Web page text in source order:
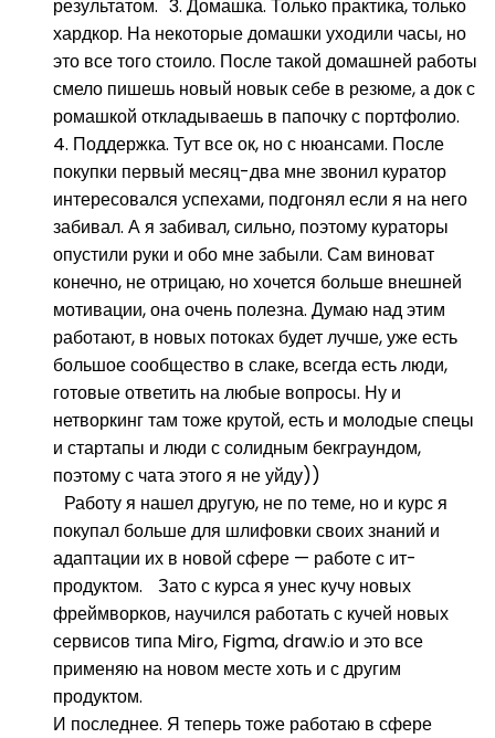
результатом. 3. Домашка. Только практика, только
хардкор. На некоторые домашки уходили часы, но
это все того стоило. После такой домашней работы
смело пишешь новый новык себе в резюме, а док с
ромашкой откладываешь в папочку с портфолио.
4. Поддержка. Тут все ок, но с нюансами. После
покупки первый месяц-два мне звонил куратор
интересовался успехами, подгонял если я на него
забивал. А я забивал, сильно, поэтому кураторы
опустили руки и обо мне забыли. Сам виноват
конечно, не отрицаю, но хочется больше внешней
мотивации, она очень полезна. Думаю над этим
работают, в новых потоках будет лучше, уже есть
большое сообщество в слаке, всегда есть люди,
готовые ответить на любые вопросы. Ну и
нетворкинг там тоже крутой, есть и молодые спецы
и стартапы и люди с солидным бекграундом,
поэтому с чата этого я не уйду))
Работу я нашел другую, не по теме, но и курс я
покупал больше для шлифовки своих знаний и
адаптации их в новой сфере — работе с ит-
продуктом. Зато с курса я унес кучу новых
фреймворков, научился работать с кучей новых
сервисов типа Miro, Figma, draw.io и это все
применяю на новом месте хоть и с другим
продуктом.
И последнее. Я теперь тоже работаю в сфере